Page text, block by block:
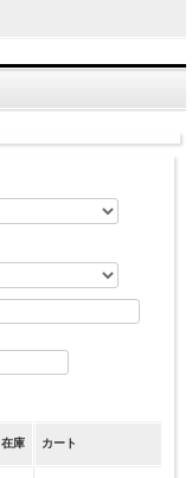
在庫 カート